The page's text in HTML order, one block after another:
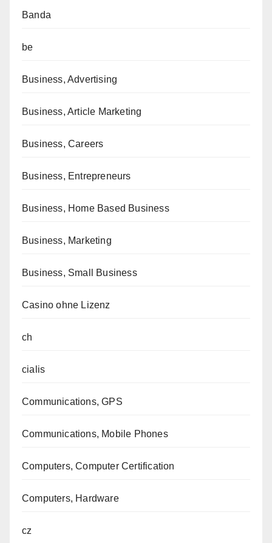
Banda
be
Business, Advertising
Business, Article Marketing
Business, Careers
Business, Entrepreneurs
Business, Home Based Business
Business, Marketing
Business, Small Business
Casino ohne Lizenz
ch
cialis
Communications, GPS
Communications, Mobile Phones
Computers, Computer Certification
Computers, Hardware
cz